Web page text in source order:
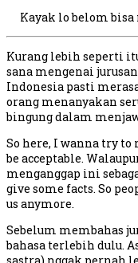
Kayak lo belom bisa
Kurang lebih seperti
sana mengenai
Indonesia pasti
orang menanyakan
bingung dalam
So here, I wanna try
be acceptable.
menganggap ini
give some facts. So
us anymore.
Sebelum membahas
bahasa terlebih dulu.